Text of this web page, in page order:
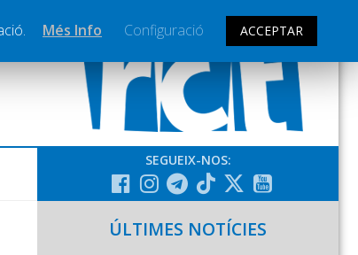
SEGUEIX-NOS:
ÚLTIMES NOTÍCIES
Més Info Configuració ACCEPTAR